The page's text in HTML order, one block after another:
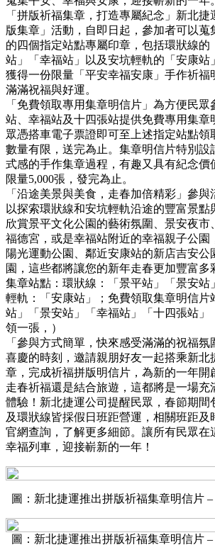
「拼版祈福集章，打造專屬紀念」新北
版集章」活動，自即日起，參加者可以蒐
的四個指定站點專屬印章，包括環狀線的
站」「幸福站」以及安坑輕軌的「安康站
獲得一份限量「平安幸福安康」手作祈福
滿滿祝福與好運。
「免費領取專用集章明信片」為方便民
站、幸福站及十四張站提供免費專用集章
眾憑搭車電子票證即可至上述指定站點領
數量有限，送完為止。集章明信片特別設
式感的手作集章過程，有趣又具有紀念價
限量5,000張，發完為止。
「沿途美景與美食，走春加倍精彩」參
以探索環狀線和安坑輕軌沿途的豐富景點
欣賞景平文化公園的藝術氛圍、景安夜市
福德宮，或是幸福站附近的幸福親子公園
陽光運動公園、鄰近安康站的新店吉安公
園，這些都將讓您的新年走春更加豐富多
集章站點：環狀線：「景平站」「景安站
輕軌：「安康站」；免費領取集章明信片
站」「景安站」「幸福站」「十四張站」
領一張，）
「參與方式簡單，快來感受滿滿的祝福
喜慶的時刻，邀請親朋好友一起搭乘新北
章，完成祈福拼版明信片，為新的一年開
走春祈福還是結合旅遊，這都將是一場充
體驗！新北捷運公司提醒民眾，春節期間
及環狀線皆採假日班距營運，相關班距及
官網查詢，了解更多細節。讓所有民眾在
幸福列車，迎接嶄新的一年！
圖：新北捷運推出拼版祈福集章明信片
圖：新北捷運推出拼版祈福集章明信片